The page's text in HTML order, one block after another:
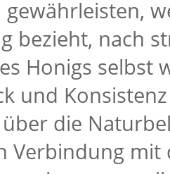
gewährleisten,
bezieht, nach
Honigs selbst
und
die
Verbindung mit